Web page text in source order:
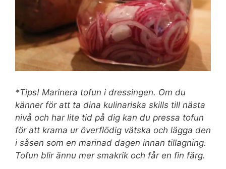
*Tips! Marinera tofun i dressingen. Om du
känner för att ta dina kulinariska skills till nästa
nivå och har lite tid på dig kan du pressa tofun
för att krama ur överflödig vätska och lägga den
i såsen som en marinad dagen innan tillagning.
Tofun blir ännu mer smakrik och får en fin färg.